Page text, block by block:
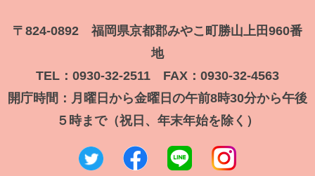
〒824-0892 福岡県京都郡みやこ町勝山上田960番
地
TEL：0930-32-2511 FAX：0930-32-4563
開庁時間：月曜日から金曜日の午前8時30分から午後
５時まで（祝日、年末年始を除く）